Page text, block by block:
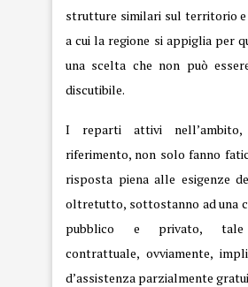
strutture similari sul territorio e
a cui la regione si appiglia per
una scelta che non può
discutibile.
I reparti attivi
riferimento, non solo fanno
risposta piena alle esigenze
oltretutto, sottostanno ad una
pubblico e privato, tale
contrattuale, ovviamente,
d’assistenza parzialmente